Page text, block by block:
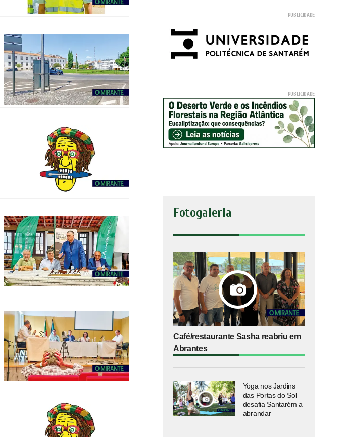
Fotogaleria
Café/restaurante Sasha reabriu em
Abrantes
Yoga nos Jardins
das Portas do Sol
desafia Santarém a
abrandar